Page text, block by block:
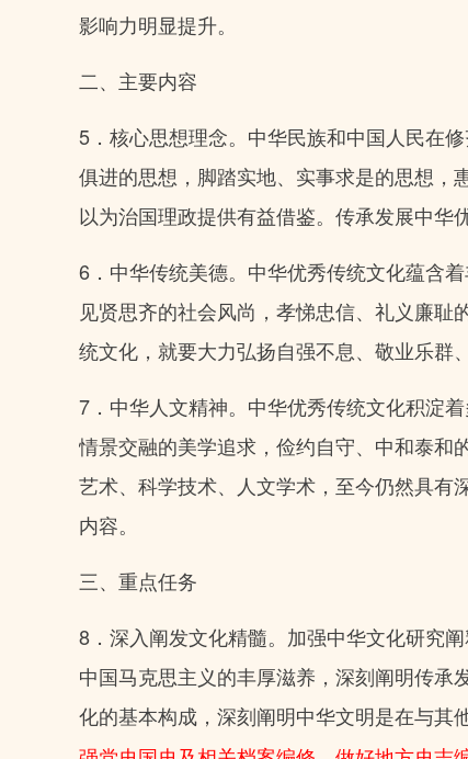
影响力明显提升。
二、主要内容
5．核心思想理念。中华民族和中国人民在
俱进的思想，脚踏实地、实事求是的思想，
以为治国理政提供有益借鉴。传承发展中华
6．中华传统美德。中华优秀传统文化蕴含
见贤思齐的社会风尚，孝悌忠信、礼义廉
统文化，就要大力弘扬自强不息、敬业乐群
7．中华人文精神。中华优秀传统文化积淀
情景交融的美学追求，俭约自守、中和泰和
艺术、科学技术、人文学术，至今仍然具有
内容。
三、重点任务
8．深入阐发文化精髓。加强中华文化研究
中国马克思主义的丰厚滋养，深刻阐明传
化的基本构成，深刻阐明中华文明是在与其